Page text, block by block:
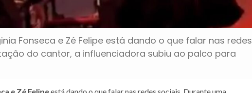
Fonseca e Zé Felipe está dando o que falar nas redes
do cantor, a influenciadora subiu ao palco para